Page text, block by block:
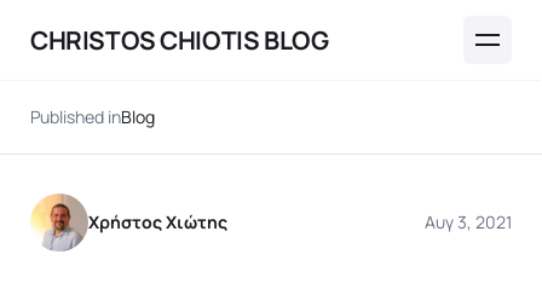
CHRISTOS CHIOTIS BLOG
Published inBlog
Χρήστος Χιώτης Αυγ 3, 2021